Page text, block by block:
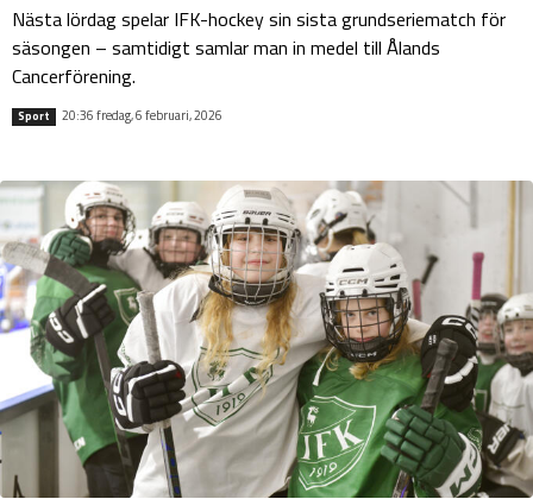
Nästa lördag spelar IFK-hockey sin sista grundseriematch för
säsongen – samtidigt samlar man in medel till Ålands
Cancerförening.
Sport 20:36 fredag, 6 februari, 2026